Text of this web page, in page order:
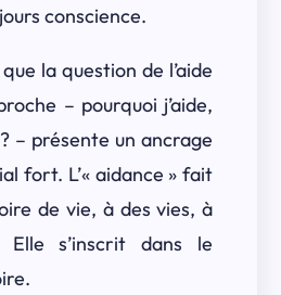
conscience.
la question de l’aide
– pourquoi j’aide,
– présente un ancrage
fort. L’« aidance » fait
de vie, à des vies, à
Elle s’inscrit dans le